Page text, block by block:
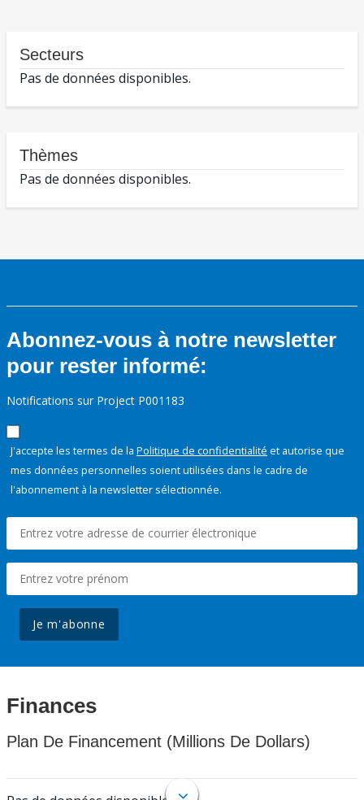
Secteurs
Pas de données disponibles.
Thèmes
Pas de données disponibles.
Abonnez-vous à notre newsletter
pour rester informé:
Notifications sur Project P001183
J'accepte les termes de la Politique de confidentialité et autorise que
mes données personnelles soient utilisées dans le cadre de
l'abonnement à la newsletter sélectionnée.
Je m'abonne
Finances
Plan De Financement (Millions De Dollars)